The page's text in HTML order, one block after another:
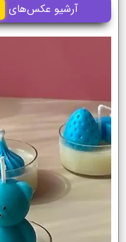
آرشیو عکس‌های